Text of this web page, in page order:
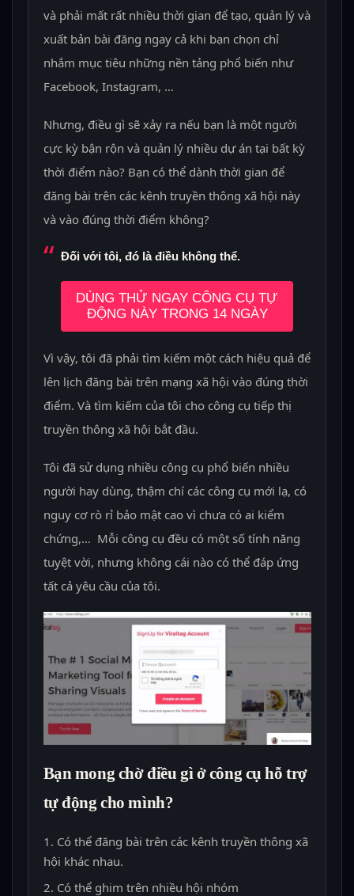
và phải mất rất nhiều thời gian để tạo, quản lý và
xuất bản bài đăng ngay cả khi bạn chọn chỉ
nhắm mục tiêu những nền tảng phổ biến như
Facebook, Instagram, …
Nhưng, điều gì sẽ xảy ra nếu bạn là một người
cực kỳ bận rộn và quản lý nhiều dự án tại bất kỳ
thời điểm nào? Bạn có thể dành thời gian để
đăng bài trên các kênh truyền thông xã hội này
và vào đúng thời điểm không?
Đối với tôi, đó là điều không thể.
DÙNG THỬ NGAY CÔNG CỤ TỰ
ĐỘNG NÀY TRONG 14 NGÀY
Vì vậy, tôi đã phải tìm kiếm một cách hiệu quả để
lên lịch đăng bài trên mạng xã hội vào đúng thời
điểm. Và tìm kiếm của tôi cho công cụ tiếp thị
truyền thông xã hội bắt đầu.
Tôi đã sử dụng nhiều công cụ phổ biến nhiều
người hay dùng, thậm chí các công cụ mới lạ, có
nguy cơ rò rỉ bảo mật cao vì chưa có ai kiểm
chứng,… Mỗi công cụ đều có một số tính năng
tuyệt vời, nhưng không cái nào có thể đáp ứng
tất cả yêu cầu của tôi.
Bạn mong chờ điều gì ở công cụ hỗ trợ
tự động cho mình?
Có thể đăng bài trên các kênh truyền thông xã
hội khác nhau.
Có thể ghim trên nhiều hội nhóm